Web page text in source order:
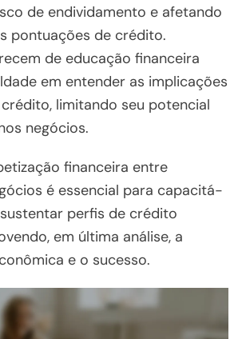
de endividamento e afetando
pontuações de crédito.
de educação financeira
em entender as implicações
limitando seu potencial
negócios.
financeira entre
é essencial para capacitá-
perfis de crédito
em última análise, a
e o sucesso.